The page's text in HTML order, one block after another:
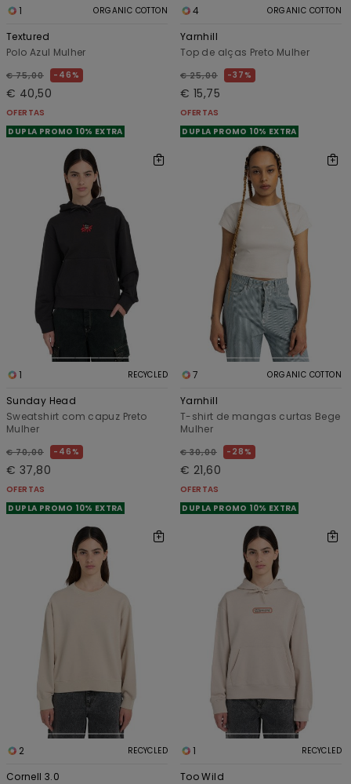
1 ORGANIC COTTON
Textured
Polo Azul Mulher
€ 75,00 46%
€ 40,50
OFERTAS
DUPLA PROMO 10% EXTRA
4 ORGANIC COTTON
Yarnhill
Top de alças Preto Mulher
€ 25,00 37%
€ 15,75
OFERTAS
DUPLA PROMO 10% EXTRA
1 RECYCLED
Sunday Head
Sweatshirt com capuz Preto
Mulher
€ 70,00 46%
€ 37,80
OFERTAS
DUPLA PROMO 10% EXTRA
7 ORGANIC COTTON
Yarnhill
T-shirt de mangas curtas Bege
Mulher
€ 30,00 28%
€ 21,60
OFERTAS
DUPLA PROMO 10% EXTRA
2 RECYCLED
Cornell 3.0
1 RECYCLED
Too Wild